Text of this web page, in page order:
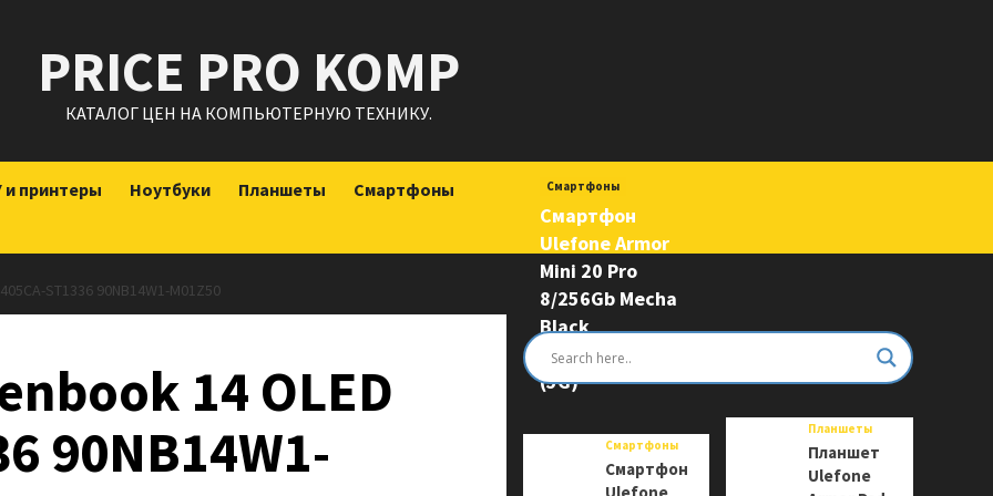
PRICE PRO KOMP
КАТАЛОГ ЦЕН НА КОМПЬЮТЕРНУЮ ТЕХНИКУ.
принтеры Ноутбуки Планшеты Смартфоны
ST1336 90NB14W1-M01Z50
14 OLED
90NB14W1-
Смартфоны
Смартфон
Ulefone Armor
Mini 20 Pro
8/256Gb Mecha
Black
6975326663243
(5G)
Смартфоны
Смартфон
Планшеты
Планшет
Ulefone